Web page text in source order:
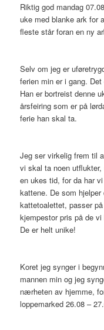
Riktig god mandag
uke med blanke ark for
fleste står foran en ny
Selv om jeg er
ferien min er i gang.
Han er bortreist denne
årsfeiring som er på
ferie han skal ta.
Jeg ser virkelig frem til
vi skal ta noen
en ukes tid, for da har
kattene. De som
kattetoalettet, passer
kjempestor pris på de
De er helt unike!
Koret jeg synger i
mannen min og jeg
nærheten av hjemme,
loppemarked 26.08 –